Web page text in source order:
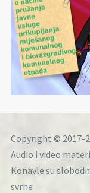
Copyright © 2017-
Audio i video
Konavle su
svrhe